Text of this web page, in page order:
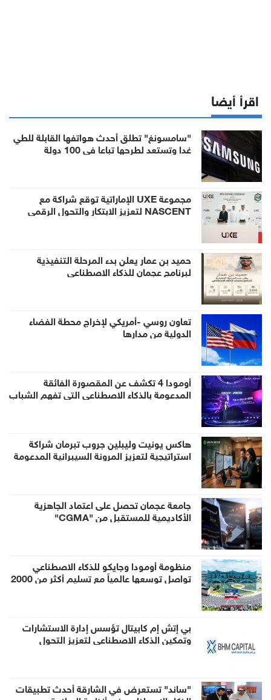
اقرأ أيضا
"سامسونغ" تطلق أحدث هواتفها القابلة للطي
غدا وتستعد لطرحها تباعا في 100 دولة
مجموعة UXE الإماراتية توقع شراكة مع
NASCENT لتعزيز الابتكار والتحول الرقمي
حميد بن عمار يعلن بدء المرحلة التنفيذية
لبرنامج عجمان للذكاء الاصطناعي
تعاون روسي -أمريكي لإخراج محطة الفضاء
الدولية من مدارها
أومودا 4 تكشف عن المقصورة الفائقة
المدعومة بالذكاء الاصطناعي التي تفهم الشباب
هاكس يونيت وليبلين جروب تبرمان شراكة
استراتيجية لتعزيز المرونة السيبرانية المدعومة
جامعة عجمان تحصل على اعتماد الجاهزية
الأكاديمية للمستقبل من "CGMA"
منظومة أومودا وجايكو للذكاء الاصطناعي
تواصل توسعها عالمياً مع تسليم أكثر من 2000
بي إتش إم كابيتال تؤسس إدارة الاستشارات
وتمكين الذكاء الاصطناعي لتعزيز التحول
"ساند" تستعرض في الشارقة أحدث تطبيقات